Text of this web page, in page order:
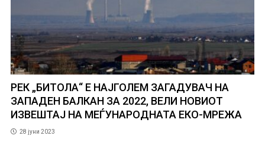
РЕК „БИТОЛА“ E НАЈГОЛЕМ ЗАГАДУВAЧ НА
ЗАПАДЕН БАЛКАН ЗА 2022, ВЕЛИ НОВИОТ
ИЗВЕШТАЈ НА МЕЃУНАРОДНАТА ЕКО-МРЕЖА
28 јуни 2023